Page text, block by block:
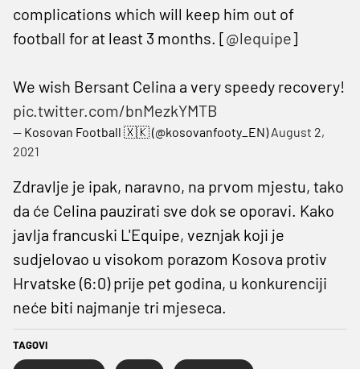
complications which will keep him out of
football for at least 3 months. [@lequipe]
We wish Bersant Celina a very speedy recovery!
pic.twitter.com/bnMezkYMTB
— Kosovan Football 🇽🇰 (@kosovanfooty_EN)August 2,
2021
Zdravlje je ipak, naravno, na prvom mjestu, tako
da će Celina pauzirati sve dok se oporavi. Kako
javlja francuski L'Equipe, veznjak koji je
sudjelovao u visokom porazom Kosova protiv
Hrvatske (6:0) prije pet godina, u konkurenciji
neće biti najmanje tri mjeseca.
TAGOVI